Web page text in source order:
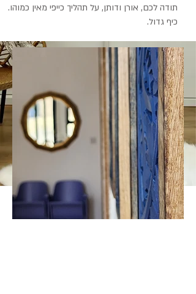
תודה לכם, אורן ודותן, על תהליך כייפי מאין כמוהו.
כיף גדול.